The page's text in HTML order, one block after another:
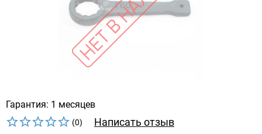
Гарантия: 1 месяцев
(0) Написать отзыв